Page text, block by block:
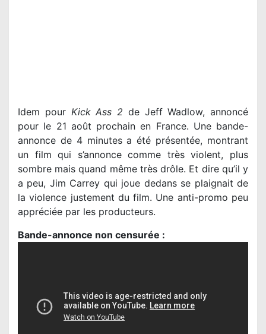
Idem pour Kick Ass 2 de Jeff Wadlow, annoncé
pour le 21 août prochain en France. Une bande-
annonce de 4 minutes a été présentée, montrant
un film qui s’annonce comme très violent, plus
sombre mais quand même très drôle. Et dire qu’il y
a peu, Jim Carrey qui joue dedans se plaignait de
la violence justement du film. Une anti-promo peu
appréciée par les producteurs.
Bande-annonce non censurée :